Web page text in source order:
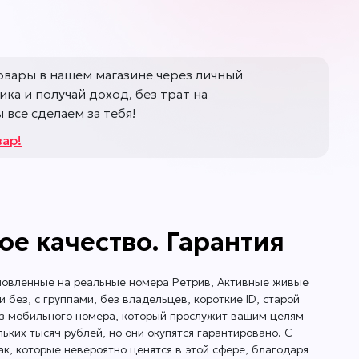
свое
с
в нашем магазине через личный
и получай доход, без трат на
сделаем за тебя!
качество. Гарантия
на реальные номера Ретрив, Активные живые
с группами, без владельцев, короткие ID, старой
мобильного номера, который прослужит вашим целям
тысяч рублей, но они окупятся гарантировано. С
которые невероятно ценятся в этой сфере, благодаря